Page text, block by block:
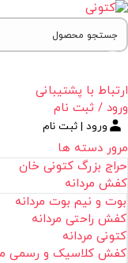
ارتباط با پشتیبانی
ورود / ثبت نام
ورود | ثبت نام
مرور دسته ها
حراج بزرگ کتونی خان
کفش مردانه
بوت و نیم بوت مردانه
کفش راحتی مردانه
کتونی مردانه
کفش کلاسیک و رسمی